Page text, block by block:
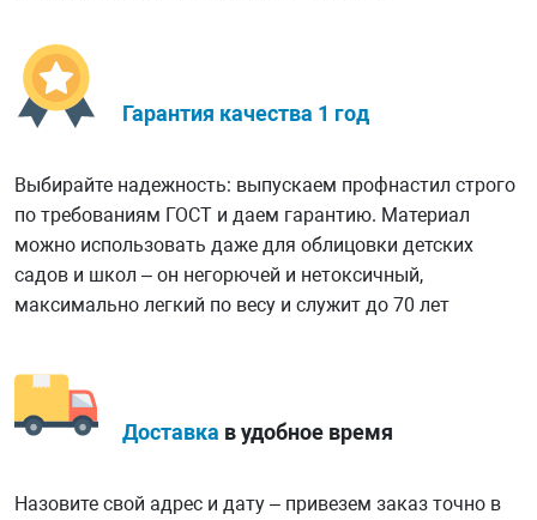
Гарантия качества 1 год
Выбирайте надежность: выпускаем профнастил строго
по требованиям ГОСТ и даем гарантию. Материал
можно использовать даже для облицовки детских
садов и школ – он негорючей и нетоксичный,
максимально легкий по весу и служит до 70 лет
Доставка в удобное время
Назовите свой адрес и дату – привезем заказ точно в